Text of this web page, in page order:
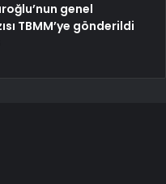
genel
TBMM’ye gönderildi